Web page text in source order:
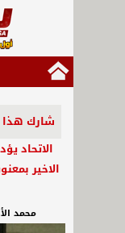
شارك هذا
الاتحاد
الاخير
محمد